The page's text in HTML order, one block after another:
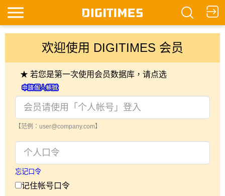
欢迎使用 DIGITIMES 会员
★ 若您是第一次使用会员数据库，请点选
【范例：user@company.com】
忘记口令
记住帐号口令